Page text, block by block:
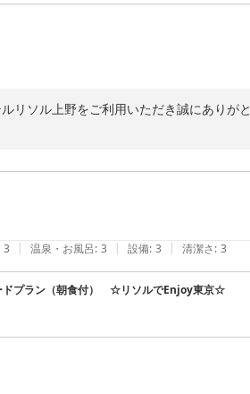
リソル上野をご利用いただき誠にありがと
だけたこと、大変嬉しく拝読いたしました
ゼントをお喜びいただけたとのこと、ス
彩りを添えることができましたら幸いでご
ちしております。
3 | 温泉・お風呂: 3 | 設備: 3 | 清潔さ: 3
ドプラン（朝食付） ☆リソルでEnjoy東京☆